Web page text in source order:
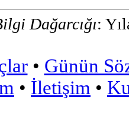
Dağarcığı:
• Günün
• İletişim •